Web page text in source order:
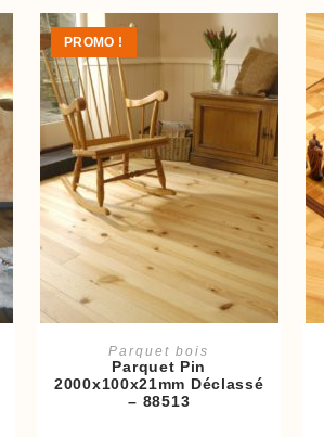
PROMO !
Parquet bois
Parquet Pin
2000x100x21mm Déclassé
– 88513